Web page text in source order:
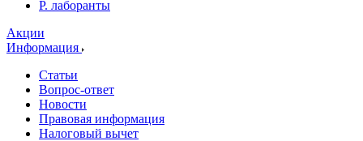
Р. лаборанты
Акции
Информация
Статьи
Вопрос-ответ
Новости
Правовая информация
Налоговый вычет